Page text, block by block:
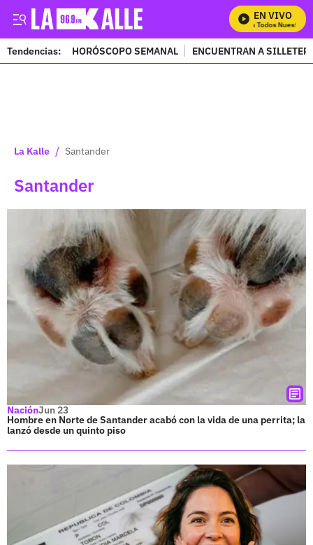
EN VIVO
Mira Todos Nuestros
Tendencias: HORÓSCOPO SEMANAL ENCUENTRAN A
La Kalle / Santander
Santander
NaciónJun 23
Hombre en Norte de Santander acabó con la vida de una perrita; la
lanzó desde un quinto piso